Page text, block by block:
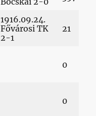
1916.09.24.
Fővárosi TK
2-1
21
0
0